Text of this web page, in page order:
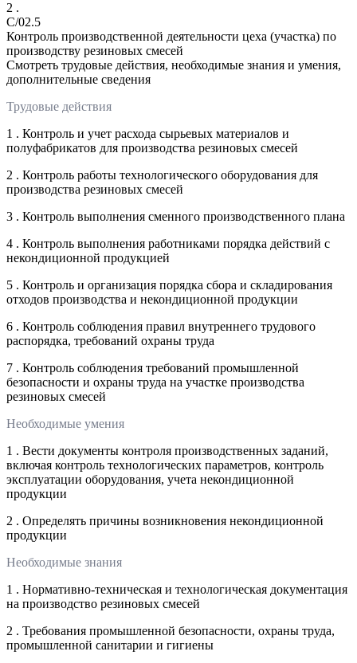
2 .
C/02.5
Контроль производственной деятельности цеха (участка) по
производству резиновых смесей
Смотреть трудовые действия, необходимые знания и умения,
дополнительные сведения
Трудовые действия
1 . Контроль и учет расхода сырьевых материалов и
полуфабрикатов для производства резиновых смесей
2 . Контроль работы технологического оборудования для
производства резиновых смесей
3 . Контроль выполнения сменного производственного плана
4 . Контроль выполнения работниками порядка действий с
некондиционной продукцией
5 . Контроль и организация порядка сбора и складирования
отходов производства и некондиционной продукции
6 . Контроль соблюдения правил внутреннего трудового
распорядка, требований охраны труда
7 . Контроль соблюдения требований промышленной
безопасности и охраны труда на участке производства
резиновых смесей
Необходимые умения
1 . Вести документы контроля производственных заданий,
включая контроль технологических параметров, контроль
эксплуатации оборудования, учета некондиционной
продукции
2 . Определять причины возникновения некондиционной
продукции
Необходимые знания
1 . Нормативно-техническая и технологическая документация
на производство резиновых смесей
2 . Требования промышленной безопасности, охраны труда,
промышленной санитарии и гигиены